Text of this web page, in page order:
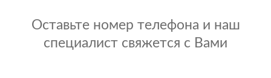
Оставьте номер телефона и наш
специалист свяжется с Вами